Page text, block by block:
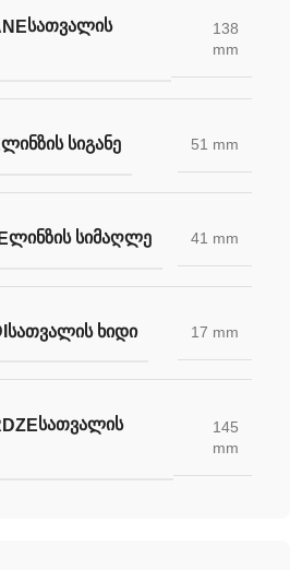
ᲡᲐᲗᲕᲐᲚᲘᲡ
138
mm
ᲚᲘᲜᲖᲘᲡ ᲡᲘᲒᲐᲜᲔ 51 mm
ᲚᲘᲜᲖᲘᲡ ᲡᲘᲛᲐᲦᲚᲔ 41 mm
ᲡᲐᲗᲕᲐᲚᲘᲡ ᲮᲘᲓᲘ 17 mm
ᲡᲐᲗᲕᲐᲚᲘᲡ
145
mm